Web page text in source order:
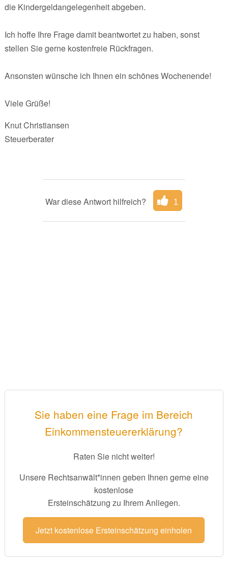
die Kindergeldangelegenheit abgeben.
Ich hoffe Ihre Frage damit beantwortet zu haben, sonst
stellen Sie gerne kostenfreie Rückfragen.
Ansonsten wünsche ich Ihnen ein schönes Wochenende!
Viele Grüße!
Knut Christiansen
Steuerberater
War diese Antwort hilfreich? 1
Sie haben eine Frage im Bereich
Einkommensteuererklärung?
Raten Sie nicht weiter!
Unsere Rechtsanwält*innen geben Ihnen gerne eine
kostenlose
Ersteinschätzung zu Ihrem Anliegen.
Jetzt kostenlose Ersteinschätzung einholen